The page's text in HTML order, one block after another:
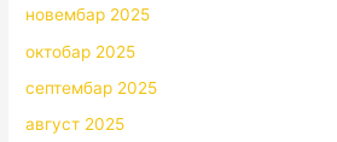
новембар 2025
октобар 2025
септембар 2025
август 2025